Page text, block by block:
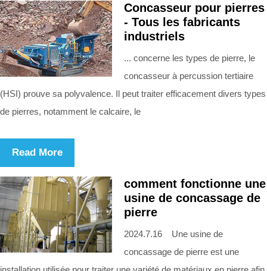
Concasseur pour pierres
- Tous les fabricants
industriels
... concerne les types de pierre, le
concasseur à percussion tertiaire
(HSI) prouve sa polyvalence. Il peut traiter efficacement divers types
de pierres, notamment le calcaire, le
Read More
comment fonctionne une
usine de concassage de
pierre
2024.7.16 Une usine de
concassage de pierre est une